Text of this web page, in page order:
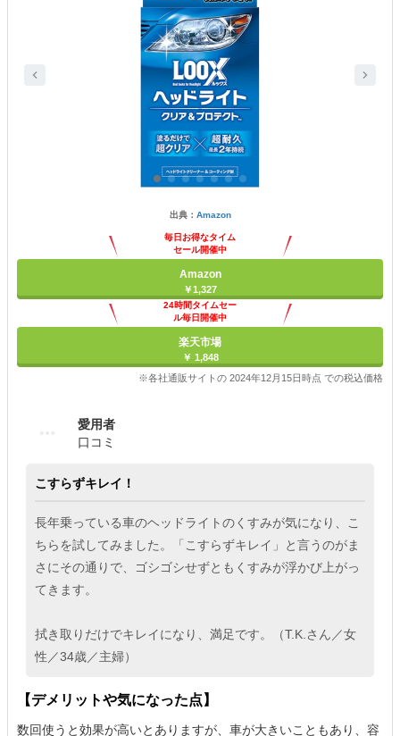
出典： Amazon
毎日お得なタイム
セール開催中
Amazon
￥1,327
24時間タイムセー
ル毎日開催中
楽天市場
￥ 1,848
※各社通販サイトの 2024年12月15日時点 での税込価格
愛用者
口コミ
こすらずキレイ！
長年乗っている車のヘッドライトのくすみが気になり、こ
ちらを試してみました。「こすらずキレイ」と言うのがま
さにその通りで、ゴシゴシせずともくすみが浮かび上がっ
てきます。
拭き取りだけでキレイになり、満足です。（T.K.さん／女
性／34歳／主婦）
【デメリットや気になった点】
数回使うと効果が高いとありますが、車が大きいこともあり、容